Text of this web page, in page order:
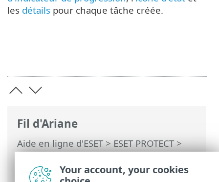
Fil d'Ariane
Aide en ligne d'ESET>ESET PROTECT>
Utilisation de ESET PROTECT>ESET
PROTECT Menu principal >Tâches>
les détails pour chaque tâche créée.
Your account, your cookies